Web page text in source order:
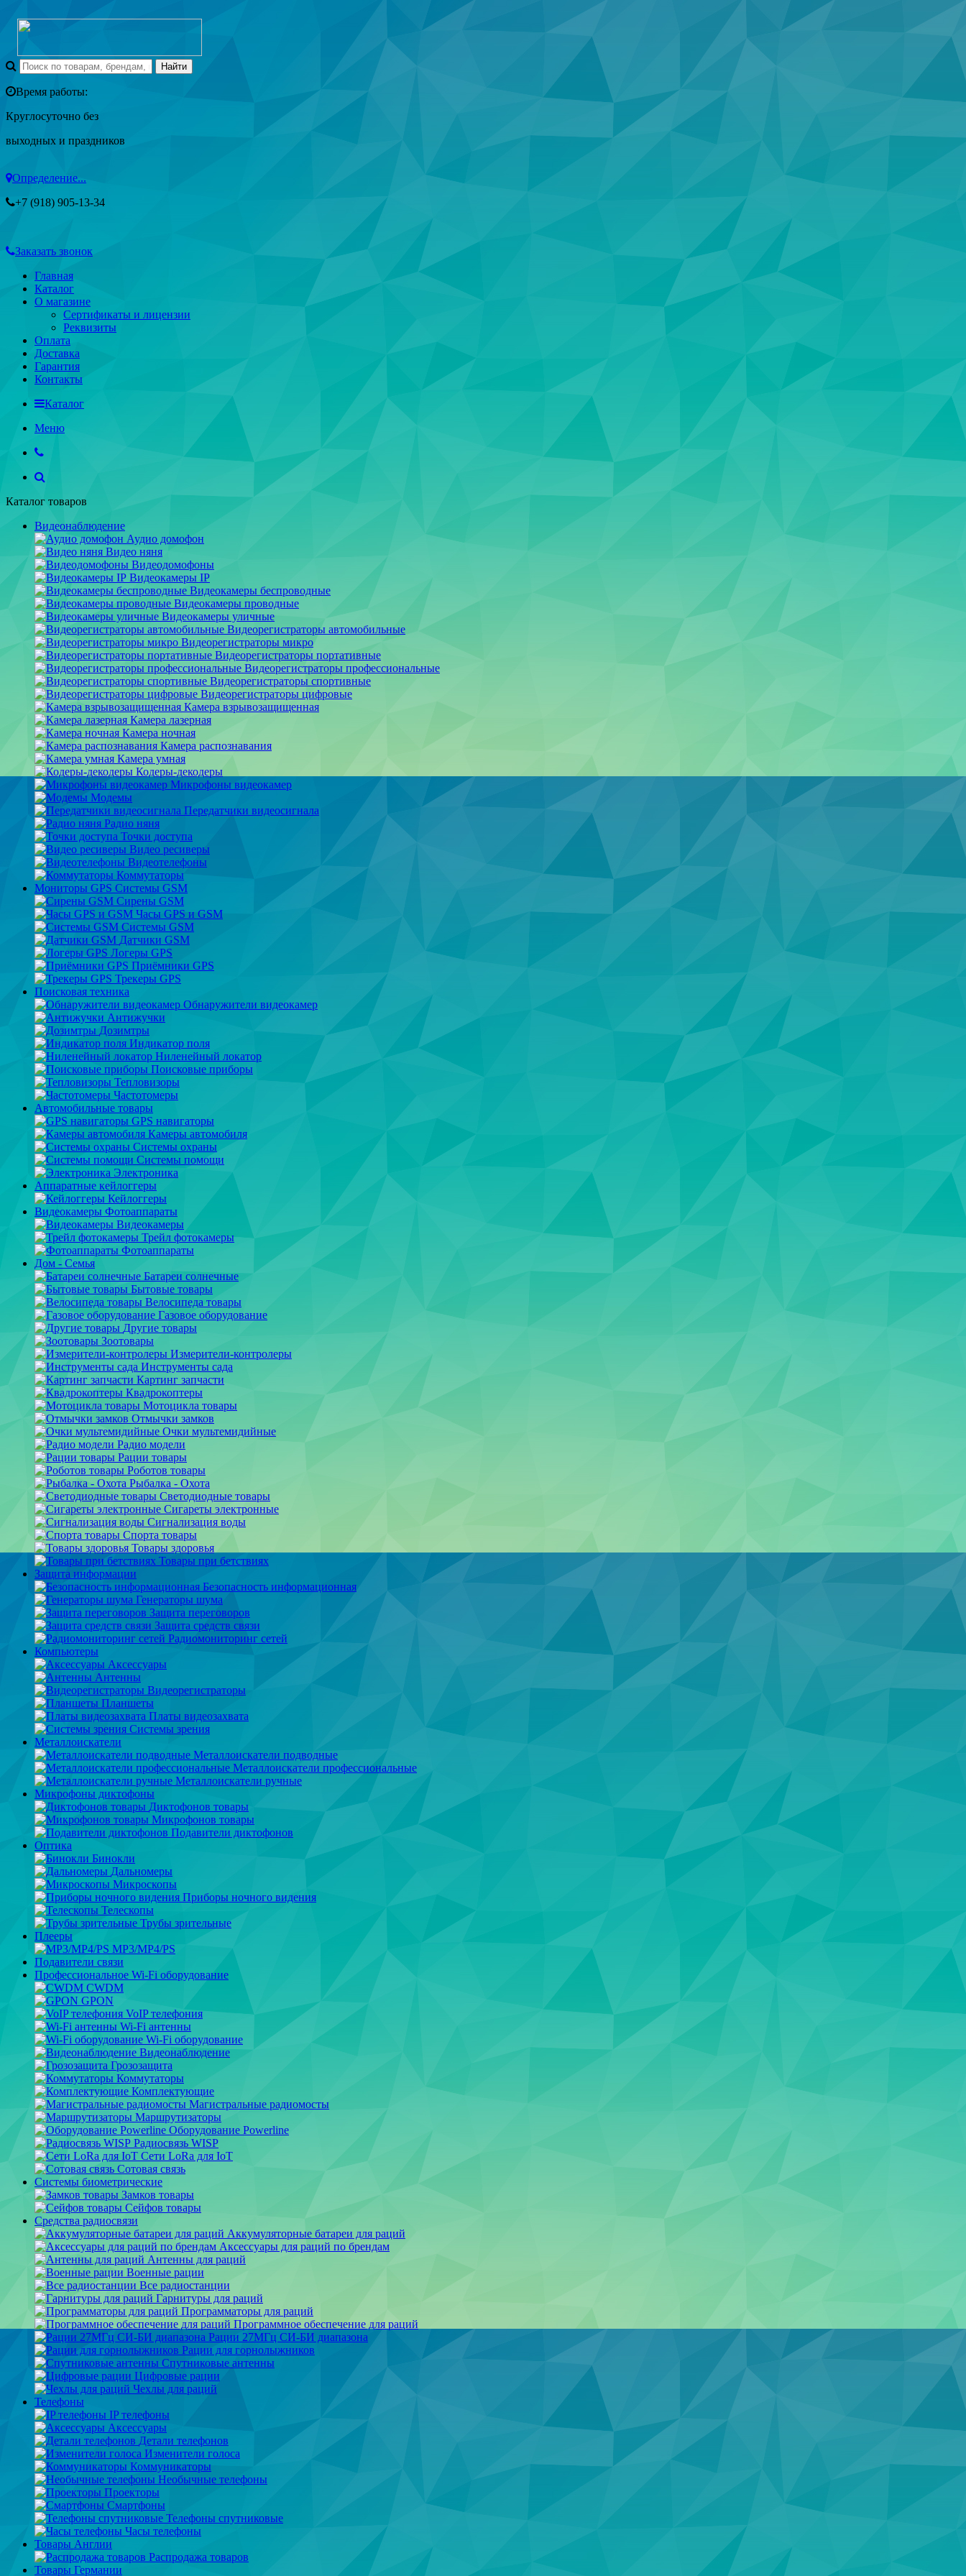
Время работы:
Круглосуточно без
выходных и праздников
Определение...
+7 (918) 905-13-34
Заказать звонок
Главная
Каталог
О магазине
Сертификаты и лицензии
Реквизиты
Оплата
Доставка
Гарантия
Контакты
Каталог
Меню
Каталог товаров
Видеонаблюдение
Аудио домофон
Видео няня
Видеодомофоны
Видеокамеры IP
Видеокамеры беспроводные
Видеокамеры проводные
Видеокамеры уличные
Видеорегистраторы автомобильные
Видеорегистраторы микро
Видеорегистраторы портативные
Видеорегистраторы профессиональные
Видеорегистраторы спортивные
Видеорегистраторы цифровые
Камера взрывозащищенная
Камера лазерная
Камера ночная
Камера распознавания
Камера умная
Кодеры-декодеры
Микрофоны видеокамер
Модемы
Передатчики видеосигнала
Радио няня
Точки доступа
Видео ресиверы
Видеотелефоны
Коммутаторы
Мониторы GPS Системы GSM
Сирены GSM
Часы GPS и GSM
Системы GSM
Датчики GSM
Логеры GPS
Приёмники GPS
Трекеры GPS
Поисковая техника
Обнаружители видеокамер
Антижучки
Дозимтры
Индикатор поля
Ниленейный локатор
Поисковые приборы
Тепловизоры
Частотомеры
Автомобильные товары
GPS навигаторы
Камеры автомобиля
Системы охраны
Системы помощи
Электроника
Аппаратные кейлоггеры
Кейлоггеры
Видеокамеры Фотоаппараты
Видеокамеры
Трейл фотокамеры
Фотоаппараты
Дом - Семья
Батареи солнечные
Бытовые товары
Велосипеда товары
Газовое оборудование
Другие товары
Зоотовары
Измерители-контролеры
Инструменты сада
Картинг запчасти
Квадрокоптеры
Мотоцикла товары
Отмычки замков
Очки мультемидийные
Радио модели
Рации товары
Роботов товары
Рыбалка - Охота
Светодиодные товары
Сигареты электронные
Сигнализация воды
Спорта товары
Товары здоровья
Товары при бетствиях
Защита информации
Безопасность информационная
Генераторы шума
Защита переговоров
Защита средств связи
Радиомониторинг сетей
Компьютеры
Аксессуары
Антенны
Видеорегистраторы
Планшеты
Платы видеозахвата
Системы зрения
Металлоискатели
Металлоискатели подводные
Металлоискатели профессиональные
Металлоискатели ручные
Микрофоны диктофоны
Диктофонов товары
Микрофонов товары
Подавители диктофонов
Оптика
Бинокли
Дальномеры
Микроскопы
Приборы ночного видения
Телескопы
Трубы зрительные
Плееры
MP3/MP4/PS
Подавители связи
Профессиональное Wi-Fi оборудование
CWDM
GPON
VoIP телефония
Wi-Fi антенны
Wi-Fi оборудование
Видеонаблюдение
Грозозащита
Коммутаторы
Комплектующие
Магистральные радиомосты
Маршрутизаторы
Оборудование Powerline
Радиосвязь WISP
Сети LoRa для IoT
Сотовая связь
Системы биометрические
Замков товары
Сейфов товары
Средства радиосвязи
Аккумуляторные батареи для раций
Аксессуары для раций по брендам
Антенны для раций
Военные рации
Все радиостанции
Гарнитуры для раций
Программаторы для раций
Программное обеспечение для раций
Рации 27МГц СИ-БИ диапазона
Рации для горнолыжников
Спутниковые антенны
Цифровые рации
Чехлы для раций
Телефоны
IP телефоны
Аксессуары
Детали телефонов
Изменители голоса
Коммуникаторы
Необычные телефоны
Проекторы
Смартфоны
Телефоны спутниковые
Часы телефоны
Товары Англии
Распродажа товаров
Товары Германии